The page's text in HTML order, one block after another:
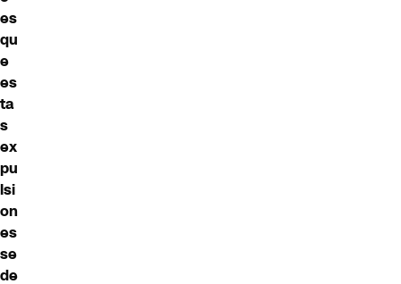
es
qu
e
es
ta
s
ex
pu
lsi
on
es
se
de